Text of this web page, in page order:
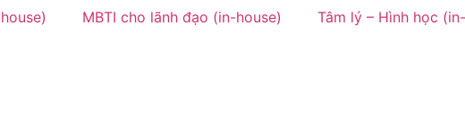
MBTI cho lãnh đạo (in-house) Tâm lý – Hình học